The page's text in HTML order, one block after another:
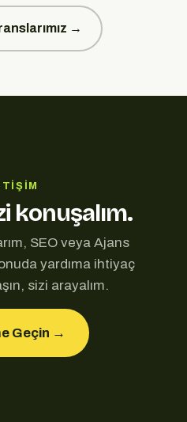
→
konuşalım.
SEO veya Ajans
yardıma ihtiyaç
sizi arayalım.
Geçin →